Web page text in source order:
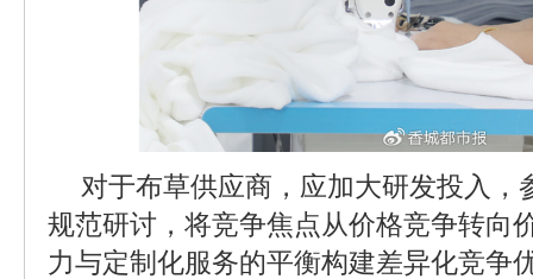
对于布草供应商，应加大研发投入，
规范研讨，将竞争焦点从价格竞争转向
力与定制化服务的平衡构建差异化竞争